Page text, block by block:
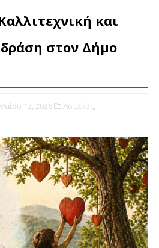
και
στον Δήμο
12, 2026 Αστακός,